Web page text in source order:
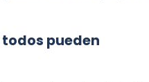
pueden